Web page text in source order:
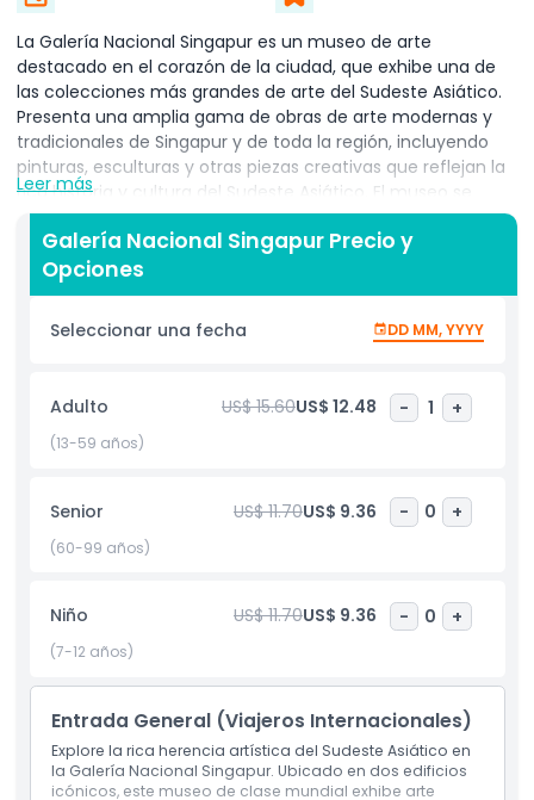
La Galería Nacional Singapur es un museo de arte
destacado en el corazón de la ciudad, que exhibe una de
las colecciones más grandes de arte del Sudeste Asiático.
Presenta una amplia gama de obras de arte modernas y
tradicionales de Singapur y de toda la región, incluyendo
pinturas, esculturas y otras piezas creativas que reflejan la
rica historia y cultura del Sudeste Asiático. El museo se
encuentra en dos edificios patrimoniales bellamente
restaurados, el antiguo Tribunal Supremo y el
Ayuntamiento, que le añaden un encanto único. Estos
edificios históricos han sido cuidadosamente preservados y
ahora sirven como un espacio inspirador para el arte y la
cultura. Los visitantes pueden explorar una variedad de
participar en programas educativos, talleres y eventos
especiales. Ya sea que seas un amante del arte o
simplemente tengas curiosidad, la Galería Nacional ofrece
arquitectura impresionante y ubicación central, la Galería
Nacional Singapur es un destino que no te puedes perder.
Es perfecto para cualquiera interesado en el arte, la historia
Inclusiones
Leer más
Galería Nacional Singapur Precio y
Opciones
Seleccionar una fecha DD MM, YYYY
Adulto US$ 15.60US$ 12.48 - 1 +
(13-59 años)
Senior US$ 11.70US$ 9.36 - 0 +
(60-99 años)
Niño US$ 11.70US$ 9.36 - 0 +
(7-12 años)
Entrada General (Viajeros Internacionales)
Explore la rica herencia artística del Sudeste Asiático en
la Galería Nacional Singapur. Ubicado en dos edificios
icónicos, este museo de clase mundial exhibe arte